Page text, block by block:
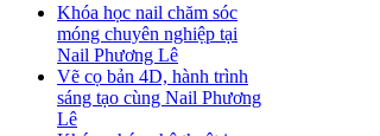
Khóa học nail chăm sóc
móng chuyên nghiệp tại
Nail Phương Lê
Vẽ cọ bản 4D, hành trình
sáng tạo cùng Nail Phương
Lê